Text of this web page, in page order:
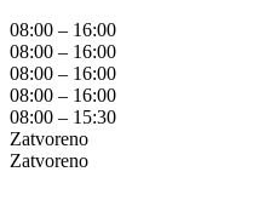
08:00 – 16:00
08:00 – 16:00
08:00 – 16:00
08:00 – 16:00
08:00 – 15:30
Zatvoreno
Zatvoreno